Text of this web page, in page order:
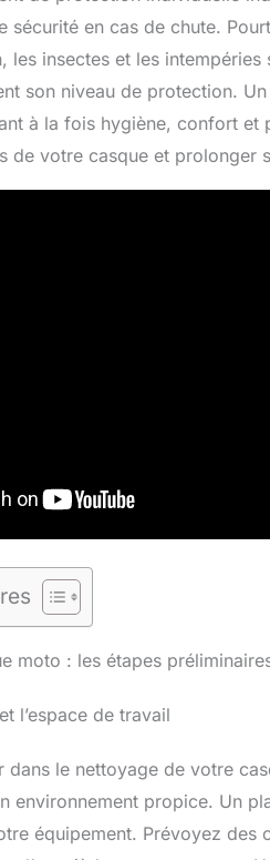
sécurité en cas de chute.
les insectes et les
son niveau de protection.
à la fois hygiène, confort
de votre casque et prolonger
moto : les étapes
l’espace de travail
dans le nettoyage de votre
environnement propice. Un
équipement. Prévoyez